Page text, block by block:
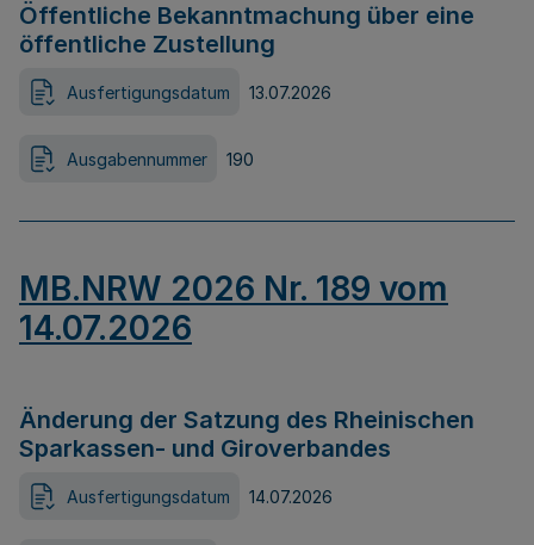
Öffentliche Bekanntmachung über eine
öffentliche Zustellung
Ausfertigungsdatum 13.07.2026
Ausgabennummer 190
MB.NRW 2026 Nr. 189 vom
14.07.2026
Änderung der Satzung des Rheinischen
Sparkassen- und Giroverbandes
Ausfertigungsdatum 14.07.2026